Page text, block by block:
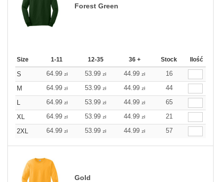
Forest Green
Size 1-11 12-35 36 + Stock Ilość
S 64.99 zł 53.99 zł 44.99 zł
16
M
64.99 zł 53.99 zł 44.99 zł
44
L
64.99 zł 53.99 zł 44.99 zł
65
XL
64.99 zł 53.99 zł 44.99 zł
21
2XL
64.99 zł 53.99 zł 44.99 zł 57
Gold